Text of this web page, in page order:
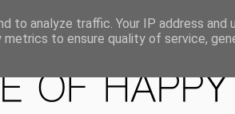
to analyze traffic. Your IP address and
to ensure quality of service,